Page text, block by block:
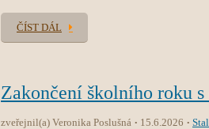
ČÍST DÁL
Zakončení školního roku s
zveřejnil(a) Veronika Poslušná 15.6.2026